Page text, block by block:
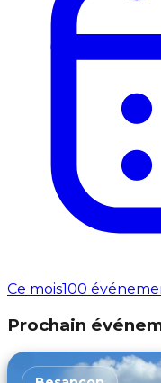
Ce mois100
Prochain